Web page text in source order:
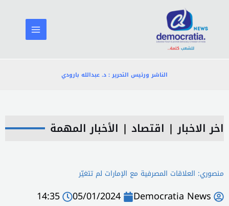
المحتوى
الناشر ورئيس التحرير : د. عبدالله بارودي
اخر الاخبار| اقتصاد | الأخبار المهمة
منصوري: العلاقات المصرفية مع الإمارات لم تتغيّر
Democratia News
05/01/2024
14:35